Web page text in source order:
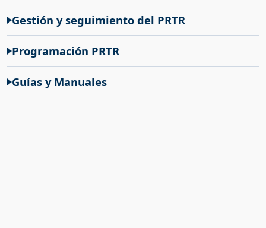
Gestión y seguimiento del PRTR
Programación PRTR
Guías y Manuales